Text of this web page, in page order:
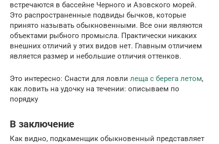
встречаются в бассейне Черного и Азовского морей.
Это распространенные подвиды бычков, которые
принято называть обыкновенными. Все они являются
объектами рыбного промысла. Практически никаких
внешних отличий у этих видов нет. Главным отличием
является размер и небольшие отличия оттенков.
Это интересно: Снасти для ловли леща с берега летом,
как ловить на удочку на течении: описываем по
порядку
В заключение
Как видно, подкаменщик обыкновенный представляет